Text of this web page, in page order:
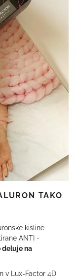
TAKO
kisline
ANTI -
deluje na
v Lux-Factor 4D